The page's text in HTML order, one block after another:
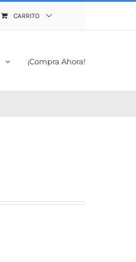
CARRITO
¡Compra Ahora!